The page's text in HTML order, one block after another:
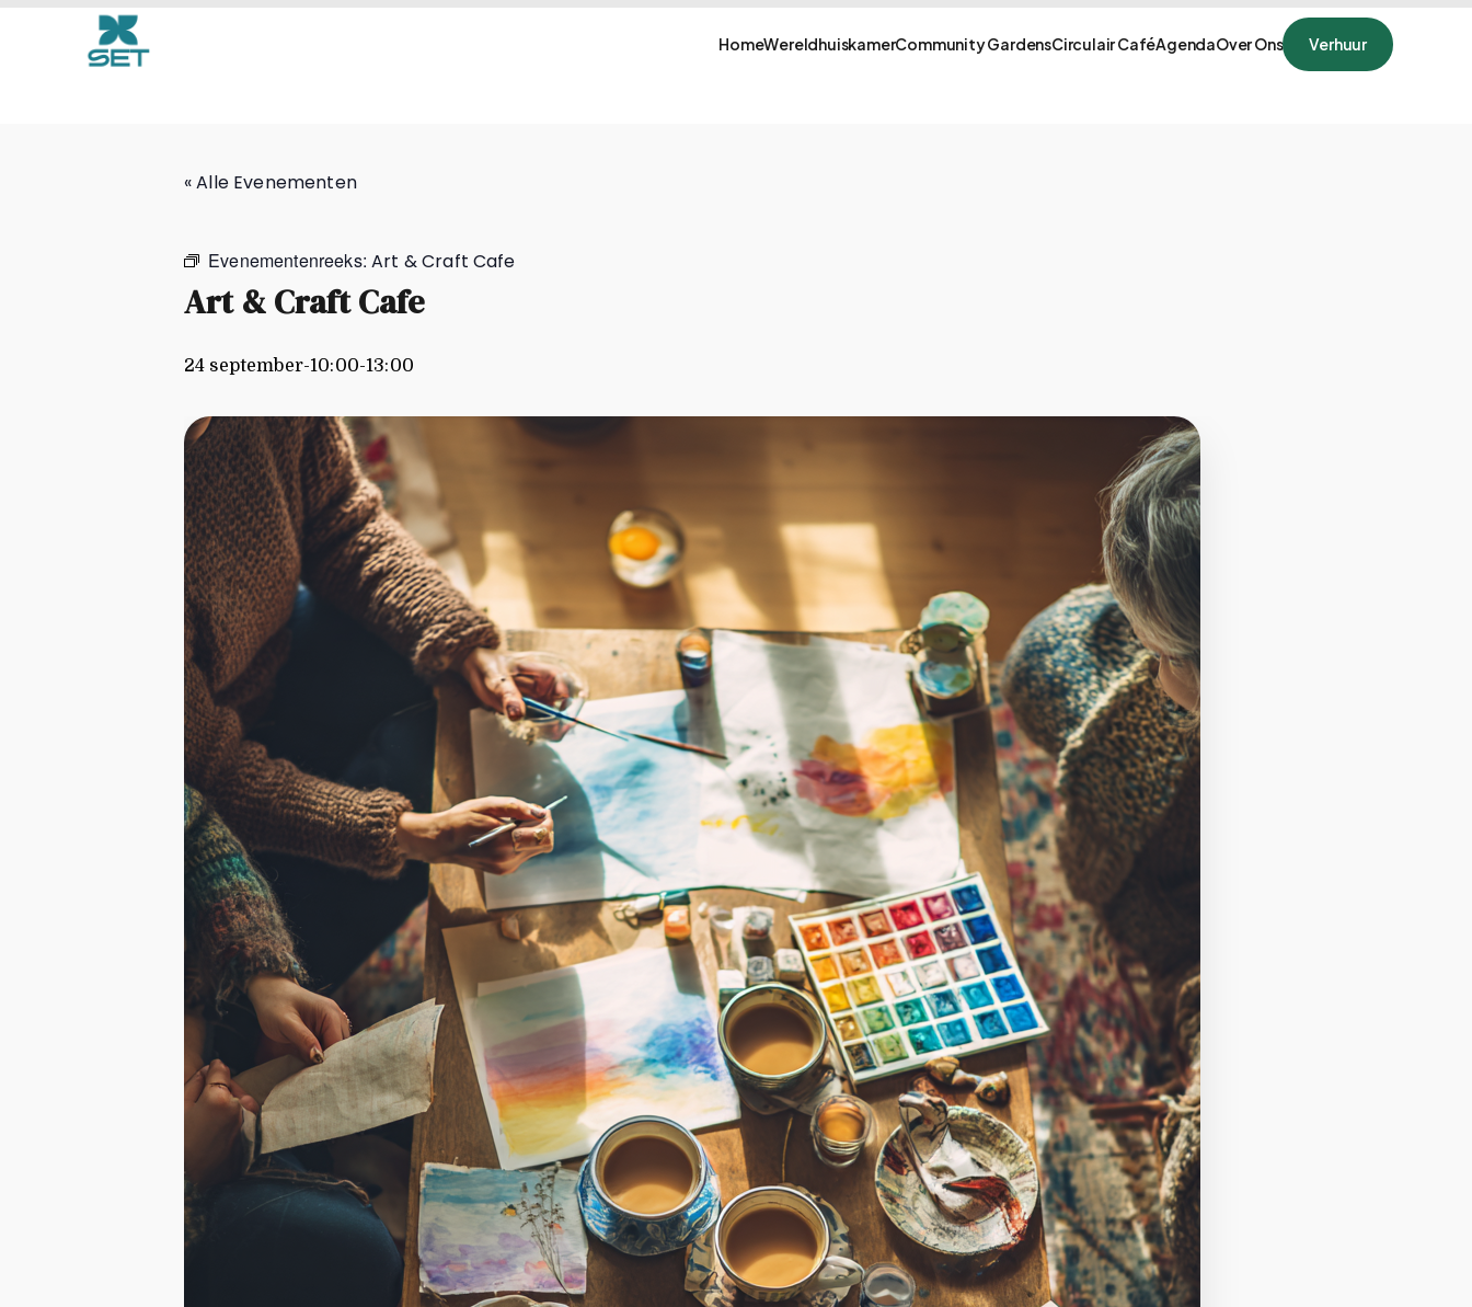
HomeWereldhuiskamerCommunity GardensCirculair CaféAgendaOver Ons Verhuur
Art & Craft Cafe
« Alle Evenementen
Evenementenreeks:Art & Craft Cafe
Art & Craft Cafe
24 september-10:00-13:00